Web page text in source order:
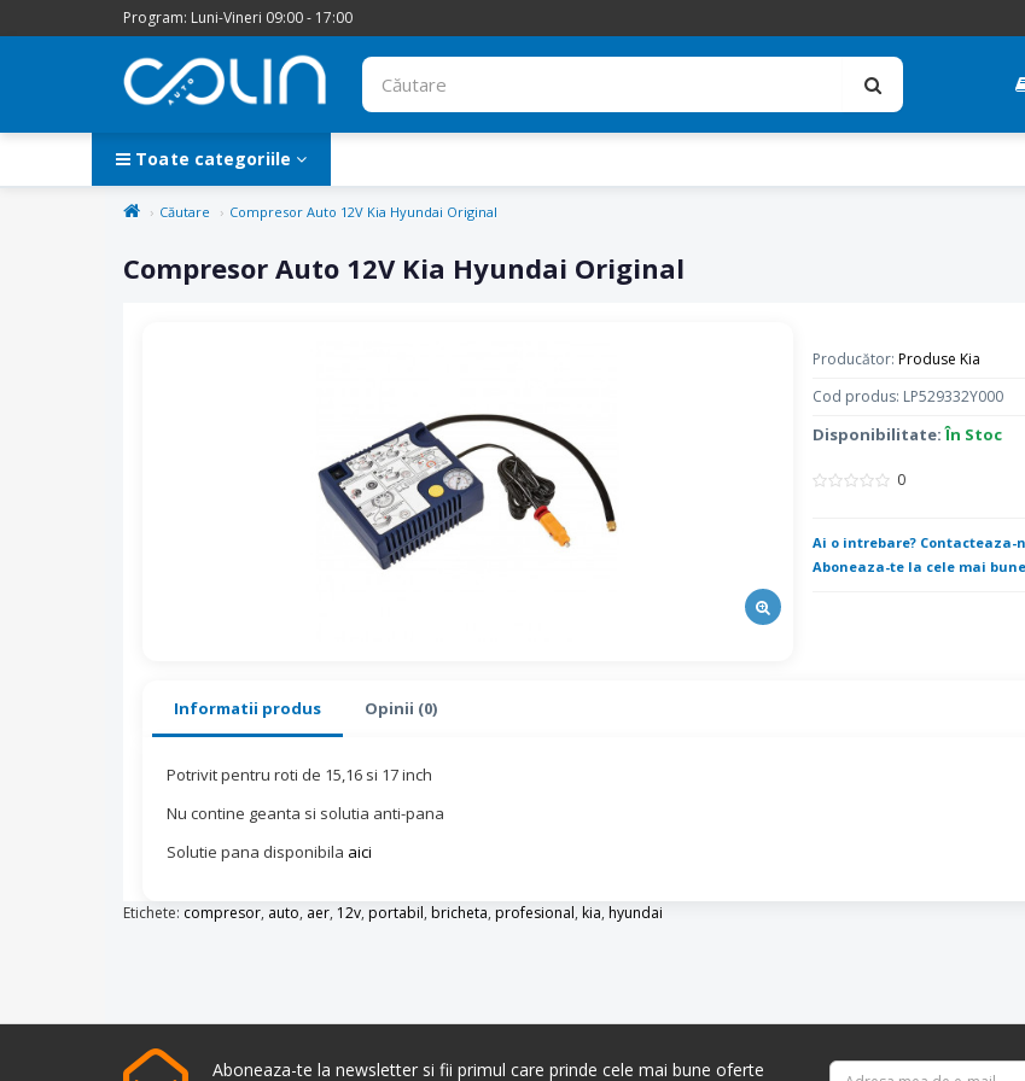
Program: Luni-Vineri 09:00 - 17:00
Toate categoriile
Căutare Compresor Auto 12V Kia Hyundai Original
Compresor Auto 12V Kia Hyundai Original
Producător: Produse Kia
Cod produs: LP529332Y000
Disponibilitate:În Stoc
0
Ai o intrebare? Contacteaza-
Aboneaza-te la cele mai
Informatii produs Opinii (0)
Potrivit pentru roti de 15,16 si 17 inch
Nu contine geanta si solutia anti-pana
Solutie pana disponibila aici
Etichete: compresor, auto, aer, 12v, portabil, bricheta, profesional, kia, hyundai
Aboneaza-te la newsletter si fii primul care prinde cele mai bune oferte